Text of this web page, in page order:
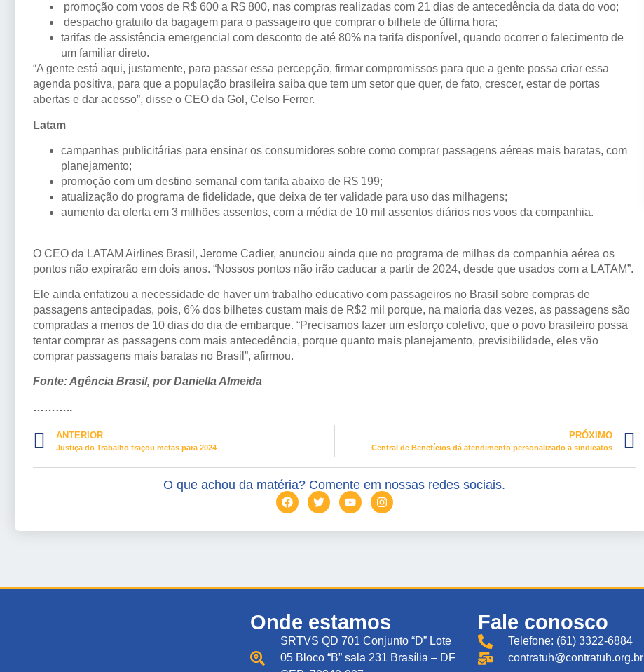
promoção com voos de R$ 600 a R$ 800, nas compras realizadas com 21 dias de antecedência da data do voo;
despacho gratuito da bagagem para o passageiro que comprar o bilhete de última hora;
tarifas de assistência emergencial com desconto de até 80% na tarifa disponível, quando ocorrer o falecimento de
um familiar direto.
“A gente está aqui, justamente, para passar essa percepção, firmar compromissos para que a gente possa criar essa
agenda positiva, para que a população brasileira saiba que tem um setor que quer, de fato, crescer, estar de portas
abertas e dar acesso”, disse o CEO da Gol, Celso Ferrer.
Latam
campanhas publicitárias para ensinar os consumidores sobre como comprar passagens aéreas mais baratas, com
planejamento;
promoção com um destino semanal com tarifa abaixo de R$ 199;
atualização do programa de fidelidade, que deixa de ter validade para uso das milhagens;
aumento da oferta em 3 milhões assentos, com a média de 10 mil assentos diários nos voos da companhia.
O CEO da LATAM Airlines Brasil, Jerome Cadier, anunciou ainda que no programa de milhas da companhia aérea os
pontos não expirarão em dois anos. “Nossos pontos não irão caducar a partir de 2024, desde que usados com a LATAM”.
Ele ainda enfatizou a necessidade de haver um trabalho educativo com passageiros no Brasil sobre compras de
passagens antecipadas, pois, 6% dos bilhetes custam mais de R$2 mil porque, na maioria das vezes, as passagens são
compradas a menos de 10 dias do dia de embarque. “Precisamos fazer um esforço coletivo, que o povo brasileiro possa
tentar comprar as passagens com mais antecedência, porque quanto mais planejamento, previsibilidade, eles vão
comprar passagens mais baratas no Brasil”, afirmou.
Fonte: Agência Brasil, por Daniella Almeida
………..
ANTERIOR
Justiça do Trabalho traçou metas para 2024
PRÓXIMO
Central de Benefícios dá atendimento personalizado a sindicatos
O que achou da matéria? Comente em nossas redes sociais.
Onde estamos
SRTVS QD 701 Conjunto “D” Lote
05 Bloco “B” sala 231 Brasília – DF
Fale conosco
Telefone: (61) 3322-6884
contratuh@contratuh.org.br